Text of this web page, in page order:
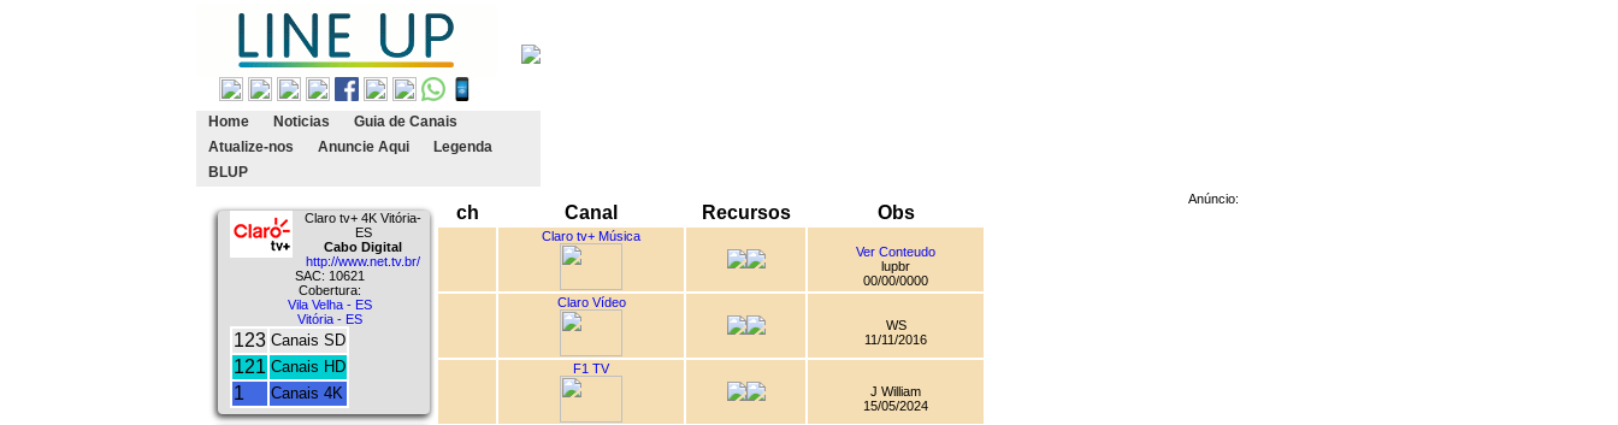
Home Noticias
Guia de Canais
Atualize-nos
Anuncie Aqui
Legenda
BLUP
Claro tv+ 4K Vitória-
ES
Cabo Digital
http://www.net.tv.br/
SAC: 10621
Cobertura:
Vila Velha - ES
Vitória - ES
123 Canais SD
121 Canais HD
1 Canais 4K
ch Canal Recursos Obs
Claro tv+ Música
Ver Conteudo
lupbr
00/00/0000
Claro Vídeo
WS
11/11/2016
F1 TV
J William
15/05/2024
Anúncio: